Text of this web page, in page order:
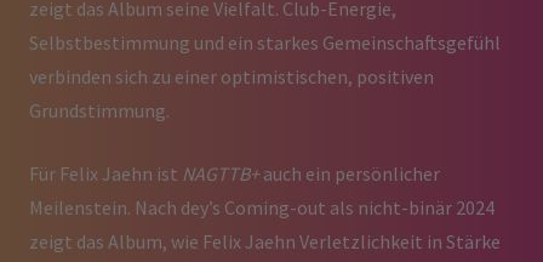
zeigt das Album seine Vielfalt. Club-Energie,
Selbstbestimmung und ein starkes Gemeinschaftsgefühl
verbinden sich zu einer optimistischen, positiven
Grundstimmung.
Für Felix Jaehn ist NAGTTB+auch ein persönlicher
Meilenstein. Nach dey’s Coming-out als nicht-binär 2024
zeigt das Album, wie Felix Jaehn Verletzlichkeit in Stärke